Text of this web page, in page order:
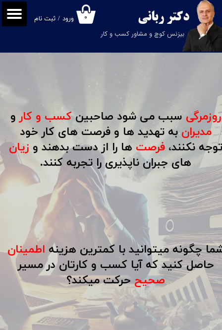
دکتر ربانی ۰
بیزنس کوچ و مشاور کسب و کار
ورود / ثبت نام
حساب کاربری من
تغییر گذر واژه
چگونه میتوانید با کمترین هزینه اطمینان
حاصل کنید که آیا کسب و کارتان در مسیر
صحیححرکت میکند؟
روزمرگیسبب می شود صاحبینکسب و کار و
مدیرانبه تهدید ها و فرصت های کار خود
نکنند، فرصت ها را از دست بدهند و زیان
های جبران ناپذیری را تجربه کنند.